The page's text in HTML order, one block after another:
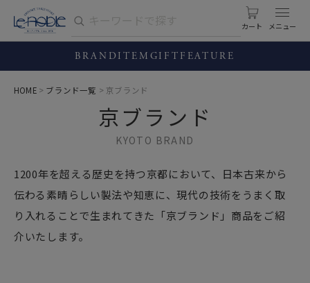
カート
BRANDITEM GIFT FEATURE
HOME ブランド一覧 京ブランド
京ブランド
KYOTO BRAND
1200年を超える歴史を持つ京都において、日本古来から
伝わる素晴らしい製法や知恵に、現代の技術をうまく取
り入れることで生まれてきた「京ブランド」商品をご紹
介いたします。